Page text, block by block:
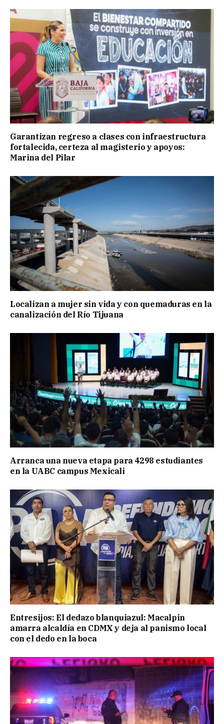
Garantizan regreso a clases con infraestructura
fortalecida, certeza al magisterio y apoyos:
Marina del Pilar
Localizan a mujer sin vida y con quemaduras en la
canalización del Río Tijuana
Arranca una nueva etapa para 4298 estudiantes
en la UABC campus Mexicali
Entresijos: El dedazo blanquiazul: Macalpin
amarra alcaldía en CDMX y deja al panismo local
con el dedo en la boca